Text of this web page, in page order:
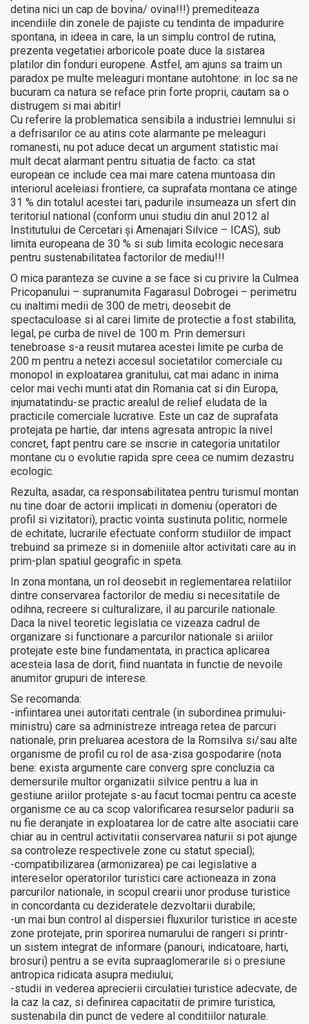
detina nici un cap de bovina/ ovina!!!) premediteaza
incendiile din zonele de pajiste cu tendinta de impadurire
spontana, in ideea in care, la un simplu control de rutina,
prezenta vegetatiei arboricole poate duce la sistarea
platilor din fonduri europene. Astfel, am ajuns sa traim un
paradox pe multe meleaguri montane autohtone: in loc sa ne
bucuram ca natura se reface prin forte proprii, cautam sa o
distrugem si mai abitir!
Cu referire la problematica sensibila a industriei lemnului si
a defrisarilor ce au atins cote alarmante pe meleaguri
romanesti, nu pot aduce decat un argument statistic mai
mult decat alarmant pentru situatia de facto: ca stat
european ce include cea mai mare catena muntoasa din
interiorul aceleiasi frontiere, ca suprafata montana ce atinge
31 % din totalul acestei tari, padurile insumeaza un sfert din
teritoriul national (conform unui studiu din anul 2012 al
Institutului de Cercetari şi Amenajari Silvice – ICAS), sub
limita europeana de 30 % si sub limita ecologic necesara
pentru sustenabilitatea factorilor de mediu!!!
O mica paranteza se cuvine a se face si cu privire la Culmea
Pricopanului – supranumita Fagarasul Dobrogei – perimetru
cu inaltimi medii de 300 de metri, deosebit de
spectaculoase si al carei limite de protectie a fost stabilita,
legal, pe curba de nivel de 100 m. Prin demersuri
tenebroase s-a reusit mutarea acestei limite pe curba de
200 m pentru a netezi accesul societatilor comerciale cu
monopol in exploatarea granitului, cat mai adanc in inima
celor mai vechi munti atat din Romania cat si din Europa,
injumatatindu-se practic arealul de relief eludata de la
practicile comerciale lucrative. Este un caz de suprafata
protejata pe hartie, dar intens agresata antropic la nivel
concret, fapt pentru care se inscrie in categoria unitatilor
montane cu o evolutie rapida spre ceea ce numim dezastru
ecologic.
Rezulta, asadar, ca responsabilitatea pentru turismul montan
nu tine doar de actorii implicati in domeniu (operatori de
profil si vizitatori), practic vointa sustinuta politic, normele
de echitate, lucrarile efectuate conform studiilor de impact
trebuind sa primeze si in domeniile altor activitati care au in
prim-plan spatiul geografic in speta.
In zona montana, un rol deosebit in reglementarea relatiilor
dintre conservarea factorilor de mediu si necesitatile de
odihna, recreere si culturalizare, il au parcurile nationale.
Daca la nivel teoretic legislatia ce vizeaza cadrul de
organizare si functionare a parcurilor nationale si ariilor
protejate este bine fundamentata, in practica aplicarea
acesteia lasa de dorit, fiind nuantata in functie de nevoile
anumitor grupuri de interese.
Se recomanda:
-infiintarea unei autoritati centrale (in subordinea primului-
ministru) care sa administreze intreaga retea de parcuri
nationale, prin preluarea acestora de la Romsilva si/sau alte
organisme de profil cu rol de asa-zisa gospodarire (nota
bene: exista argumente care converg spre concluzia ca
demersurile multor organizatii silvice pentru a lua in
gestiune ariilor protejate s-au facut tocmai pentru ca aceste
organisme ce au ca scop valorificarea resurselor padurii sa
nu fie deranjate in exploatarea lor de catre alte asociatii care
chiar au in centrul activitatii conservarea naturii si pot ajunge
sa controleze respectivele zone cu statut special);
-compatibilizarea (armonizarea) pe cai legislative a
intereselor operatorilor turistici care actioneaza in zona
parcurilor nationale, in scopul crearii unor produse turistice
in concordanta cu dezideratele dezvoltarii durabile;
-un mai bun control al dispersiei fluxurilor turistice in aceste
zone protejate, prin sporirea numarului de rangeri si printr-
un sistem integrat de informare (panouri, indicatoare, harti,
brosuri) pentru a se evita supraaglomerarile si o presiune
antropica ridicata asupra mediului;
-studii in vederea aprecierii circulatiei turistice adecvate, de
la caz la caz, si definirea capacitatii de primire turistica,
sustenabila din punct de vedere al conditiilor naturale.